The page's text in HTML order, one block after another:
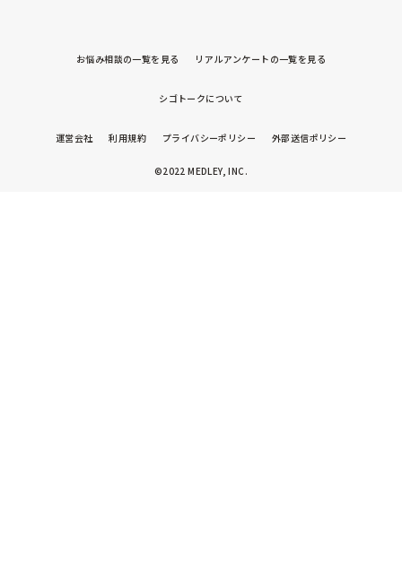
お悩み相談の一覧を見る リアルアンケートの一覧を見る
シゴトークについて
運営会社 利用規約 プライバシーポリシー 外部送信ポリシー
©2022 MEDLEY, INC.